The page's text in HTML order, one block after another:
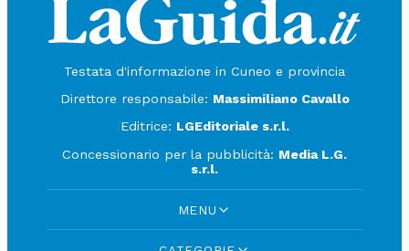
Testata d'informazione in Cuneo e provincia
Direttore responsabile: Massimiliano Cavallo
Editrice: LGEditoriale s.r.l.
Concessionario per la pubblicità: Media L.G.
s.r.l.
MENU